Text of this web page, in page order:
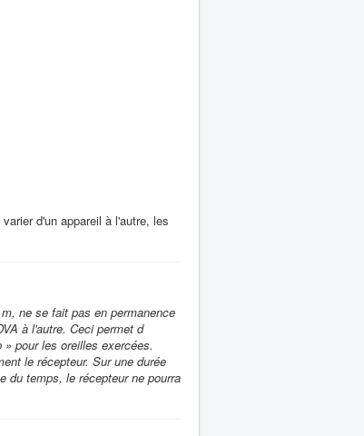
d'un appareil à l'autre, les
ne se fait pas en permanence
à l'autre. Ceci permet d
pour les oreilles exercées.
le récepteur. Sur une durée
du temps, le récepteur ne pourra